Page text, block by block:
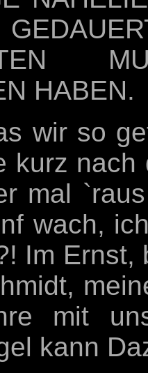
HABEN.
wir so
kurz
mal
wach,
Im
mit
kann